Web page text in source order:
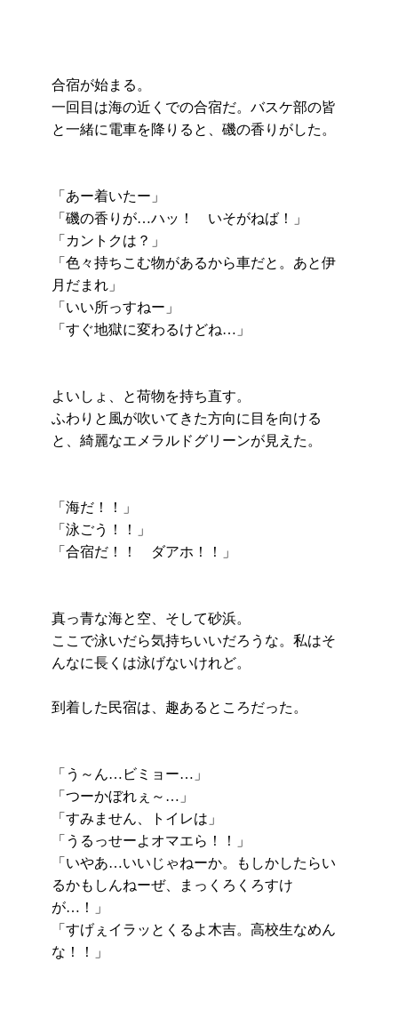
合宿が始まる。
一回目は海の近くでの合宿だ。バスケ部の皆
と一緒に電車を降りると、磯の香りがした。
「あー着いたー」
「磯の香りが…ハッ！ いそがねば！」
「カントクは？」
「色々持ちこむ物があるから車だと。あと伊
月だまれ」
「いい所っすねー」
「すぐ地獄に変わるけどね…」
よいしょ、と荷物を持ち直す。
ふわりと風が吹いてきた方向に目を向ける
と、綺麗なエメラルドグリーンが見えた。
「海だ！！」
「泳ごう！！」
「合宿だ！！ ダアホ！！」
真っ青な海と空、そして砂浜。
ここで泳いだら気持ちいいだろうな。私はそ
んなに長くは泳げないけれど。
到着した民宿は、趣あるところだった。
「う～ん…ビミョー…」
「つーかぼれぇ～…」
「すみません、トイレは」
「うるっせーよオマエら！！」
「いやあ…いいじゃねーか。もしかしたらい
るかもしんねーぜ、まっくろくろすけ
が…！」
「すげぇイラッとくるよ木吉。高校生なめん
な！！」